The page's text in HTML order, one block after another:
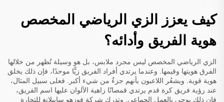
كيف يعزز الزي الرياضي المخصص
هوية الفريق وأدائه؟
الزي الرياضي المخصص ليس مجرد ملابس، بل هو وسيلة تُظهر من خلالها
الفرق هويتها وقيمها. وعندما يرتدي أفراد الفريق زيًّا موحدًا، فإن ذلك يخلق
هوية قوية. ويشعُر اللاعبون بأنهم جزءٌ من شيء أكبر. فعلى سبيل المثال،
عند رؤية فريق كرة قدم يرتدي قمصانًا زاهية الألوان عليها اسم الفريق،
فإن ذلك يوحي بالعمل الجماعي. وتدرك شركة فوزهو سايبلانغ للتجارة